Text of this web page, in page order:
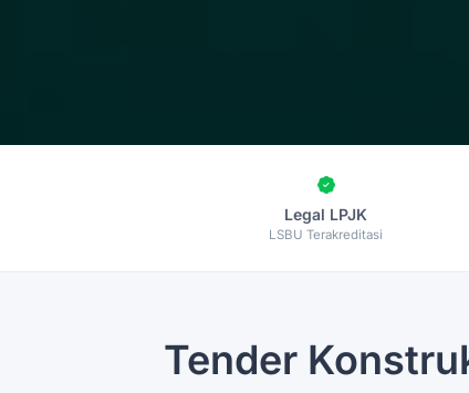
Legal LPJK
LSBU Terakreditasi
Tender